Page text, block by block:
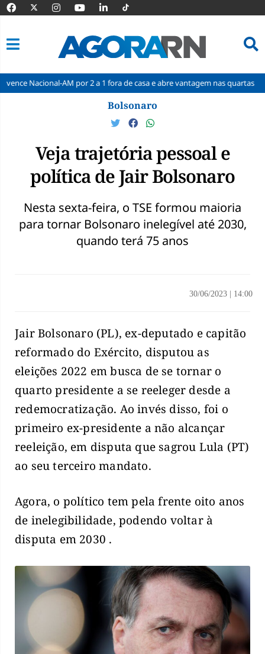
AM por 2 a 1 fora de casa e abre vantagem nas quartas Cine
Bolsonaro
Veja trajetória pessoal e
política de Jair Bolsonaro
Nesta sexta-feira, o TSE formou maioria
para tornar Bolsonaro inelegível até 2030,
quando terá 75 anos
30/06/2023 14:00
Jair Bolsonaro (PL), ex-deputado e capitão
reformado do Exército, disputou as
eleições 2022 em busca de se tornar o
quarto presidente a se reeleger desde a
redemocratização. Ao invés disso, foi o
primeiro ex-presidente a não alcançar
reeleição, em disputa que sagrou Lula (PT)
ao seu terceiro mandato.
Agora, o político tem pela frente oito anos
de inelegibilidade, podendo voltar à
disputa em 2030 .